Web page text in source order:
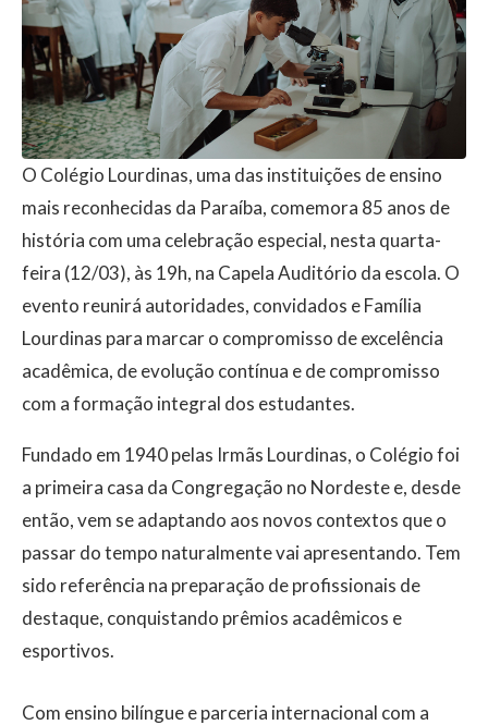
O Colégio Lourdinas, uma das instituições de ensino
mais reconhecidas da Paraíba, comemora 85 anos de
história com uma celebração especial, nesta quarta-
feira (12/03), às 19h, na Capela Auditório da escola. O
evento reunirá autoridades, convidados e Família
Lourdinas para marcar o compromisso de excelência
acadêmica, de evolução contínua e de compromisso
com a formação integral dos estudantes.
Fundado em 1940 pelas Irmãs Lourdinas, o Colégio foi
a primeira casa da Congregação no Nordeste e, desde
então, vem se adaptando aos novos contextos que o
passar do tempo naturalmente vai apresentando. Tem
sido referência na preparação de profissionais de
destaque, conquistando prêmios acadêmicos e
esportivos.
Com ensino bilíngue e parceria internacional com a